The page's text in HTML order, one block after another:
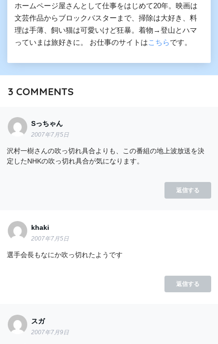
ホームページ屋さんとして仕事をはじめて20年。映画は
文芸作品からブロックバスターまで、掃除は大好き、料
理は手薄、飼い猫は可愛いけど狂暴。着物→登山とハマ
っていまは旅好きに。 お仕事のサイトはこちらです。
3COMMENTS
Sっちゃん
2007年7月5日
沢村一樹さんの吹っ切れ具合よりも、この番組の地上波放送を決
定したNHKの吹っ切れ具合が気になります。
返信する
khaki
2007年7月5日
選手会長もなにか吹っ切れたようです
返信する
スガ
2007年7月9日